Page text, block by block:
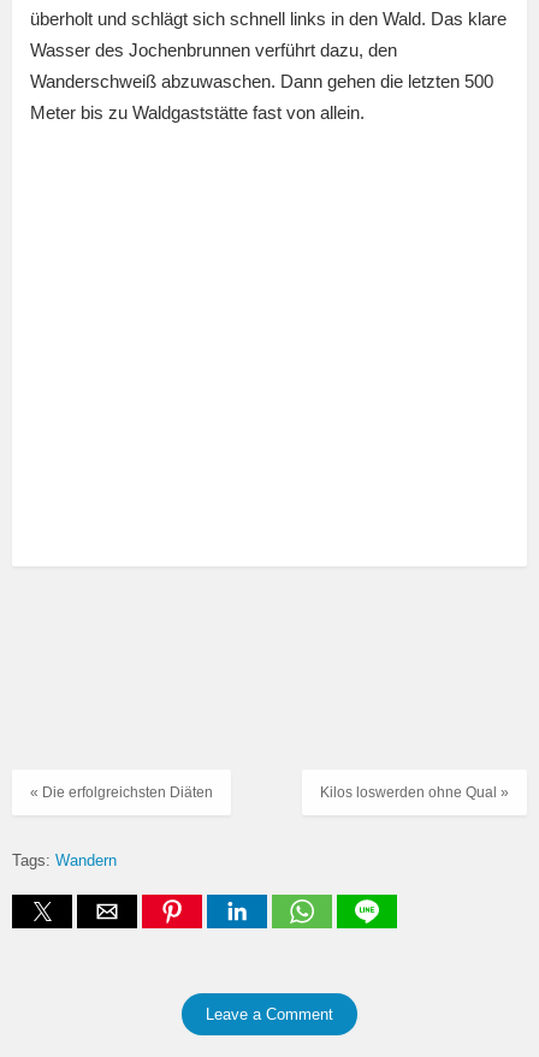
überholt und schlägt sich schnell links in den Wald. Das klare
Wasser des Jochenbrunnen verführt dazu, den
Wanderschweiß abzuwaschen. Dann gehen die letzten 500
Meter bis zu Waldgaststätte fast von allein.
Kilos loswerden ohne Qual »
« Die erfolgreichsten Diäten
Tags: Wandern
Leave a Comment